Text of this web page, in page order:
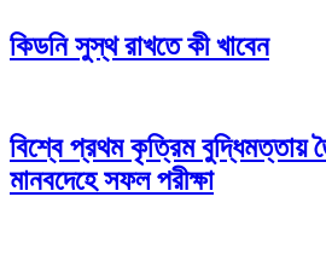
কিডনি সুস্থ রাখতে কী খাবেন
বিশ্বে প্রথম কৃত্রিম বুদ্ধিমত্তায়
মানবদেহে সফল পরীক্ষা